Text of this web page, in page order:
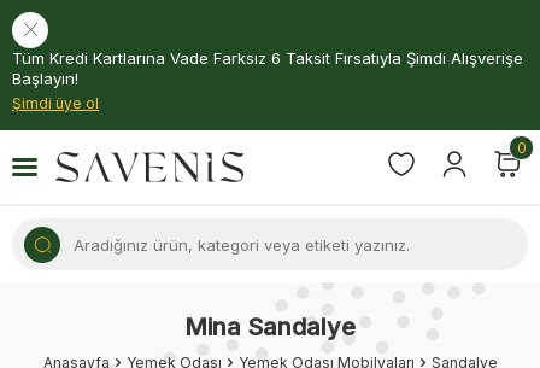
Tüm Kredi Kartlarına Vade Farksız 6 Taksit Fırsatıyla Şimdi Alışverişe
Başlayın!
Şimdi üye ol
0
Mina Sandalye
Anasayfa Yemek Odası Yemek Odası Mobilyaları
Sandalye